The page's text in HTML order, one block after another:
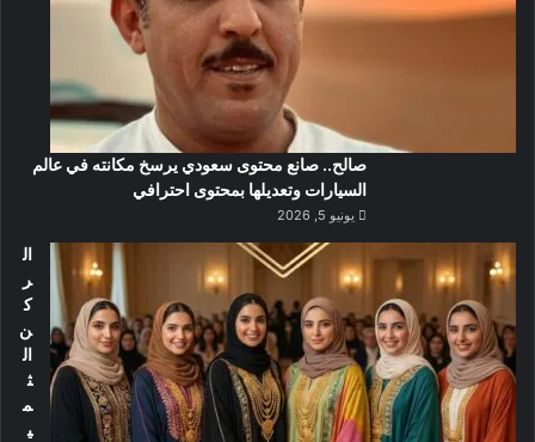
صالح.. صانع محتوى سعودي يرسخ مكانته في عالم
السيارات وتعديلها بمحتوى احترافي
يونيو 5, 2026
ال
ر
ك
ن
ال
ث
م
ي